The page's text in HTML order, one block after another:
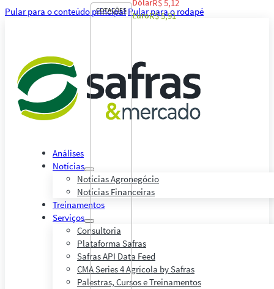
Pular para o conteúdo principal Pular para o rodapé
Análises
Notícias
Notícias Agronegócio
Notícias Financeiras
Treinamentos
Serviços
Consultoria
Plataforma Safras
Safras API Data Feed
CMA Series 4 Agrícola by Safras
Palestras, Cursos e Treinamentos
COTAÇÕES
DólarR$ 5,12
EuroR$ 5,91